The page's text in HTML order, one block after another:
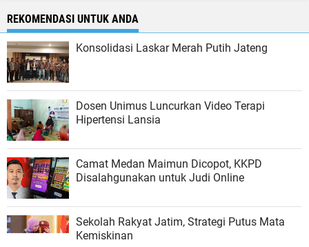
REKOMENDASI UNTUK ANDA
Konsolidasi Laskar Merah Putih Jateng
Dosen Unimus Luncurkan Video Terapi
Hipertensi Lansia
Camat Medan Maimun Dicopot, KKPD
Disalahgunakan untuk Judi Online
Sekolah Rakyat Jatim, Strategi Putus Mata
Kemiskinan